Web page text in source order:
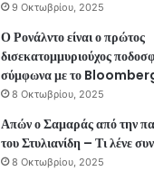
9 Οκτωβρίου, 2025
Ο Ρονάλντο είναι ο πρώτος
δισεκατομμυριούχος
σύμφωνα με το
8 Οκτωβρίου, 2025
Απών ο Σαμαράς από την
του Στυλιανίδη – Τι λένε
8 Οκτωβρίου, 2025